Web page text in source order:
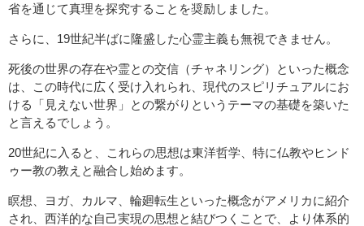
省を通じて真理を探究することを奨励しました。
さらに、19世紀半ばに隆盛した心霊主義も無視できません。
死後の世界の存在や霊との交信（チャネリング）といった概念
は、この時代に広く受け入れられ、現代のスピリチュアルにお
ける「見えない世界」との繋がりというテーマの基礎を築いた
と言えるでしょう。
20世紀に入ると、これらの思想は東洋哲学、特に仏教やヒンド
ゥー教の教えと融合し始めます。
瞑想、ヨガ、カルマ、輪廻転生といった概念がアメリカに紹介
され、西洋的な自己実現の思想と結びつくことで、より体系的